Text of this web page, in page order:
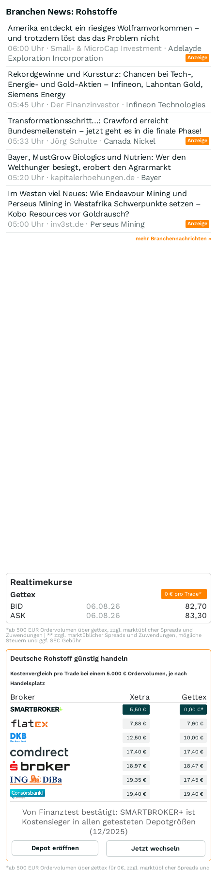
Kontrolle über SoH und gib ihnen Geld und man hat
mittel/langfristig einen Endloskrieg im Nahen Osten, was über
Zeit die Energieinfrastruktur in der Region stark gefährdet und
zur selben Situation wie aktuell führt, trotz Super-TACO.
Trump kann seine TACOs so lange machen so lang die Märkte
mitspielen (vor allem die US-Staatsanleihen, was der
Hauptgrund ist, warum Bessent bei jeder Gelegenheit Öl
shortet), doch wenn die erhoffte Wirkung anfängt
auszubleiben, wird eine richtige Entscheidung erzwungen
werden. Iran weiss das und hält an seiner Strategie fest.
An den Zensur-Bot von Wallstreet-online:
Dieser Kommentar von mir bezieht sich auch auf die DRAG-
Aktie, da er direkte Implikationen für den Ölpreis darstellt,
welcher wiederum wichtig für die Ertragskraft der DRAG ist.
Bitte nicht löschen. Danke.
Branchen News: Rohstoffe
Amerika entdeckt ein riesiges Wolframvorkommen –
und trotzdem löst das das Problem nicht
06:00 Uhr · Small- & MicroCap Investment · Adelayde
Exploration Incorporation
Anzeige
Rekordgewinne und Kurssturz: Chancen bei Tech-,
Energie- und Gold-Aktien – Infineon, Lahontan Gold,
Siemens Energy
05:45 Uhr · Der Finanzinvestor · Infineon Technologies
Transformationsschritt...: Crawford erreicht
Bundesmeilenstein – jetzt geht es in die finale Phase!
05:33 Uhr · Jörg Schulte · Canada Nickel Anzeige
Bayer, MustGrow Biologics und Nutrien: Wer den
Welthunger besiegt, erobert den Agrarmarkt
05:20 Uhr · kapitalerhoehungen.de · Bayer
Im Westen viel Neues: Wie Endeavour Mining und
Perseus Mining in Westafrika Schwerpunkte setzen –
Kobo Resources vor Goldrausch?
05:00 Uhr · inv3st.de · Perseus Mining Anzeige
mehr Branchennachrichten »
Realtimekurse
Gettex 0 € pro Trade*
BID 06.08.26
82,70
ASK
06.08.26 83,30
*ab 500 EUR Ordervolumen über gettex, zzgl. marktüblicher Spreads und
Zuwendungen | ** zzgl. marktüblicher Spreads und Zuwendungen, mögliche
Steuern und ggf. SEC Gebühr
Deutsche Rohstoff günstig handeln
Kostenvergleich pro Trade bei einem 5.000 € Ordervolumen, je nach
Handelsplatz
Broker Xetra Gettex
5,50 € 0,00 €*
7,88 € 7,90 €
12,50 € 10,00 €
17,40 € 17,40 €
18,97 € 18,47 €
19,35 € 17,45 €
19,40 € 19,40 €
Von Finanztest bestätigt: SMARTBROKER+ ist
Kostensieger in allen getesteten Depotgrößen
(12/2025)
Depot eröffnen Jetzt wechseln
*ab 500 EUR Ordervolumen über gettex für 0€, zzgl. marktüblicher Spreads und